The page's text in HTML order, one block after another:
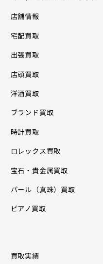
店舗情報
宅配買取
出張買取
店頭買取
洋酒買取
ブランド買取
時計買取
ロレックス買取
宝石・貴金属買取
パール（真珠）買取
ピアノ買取
買取実績